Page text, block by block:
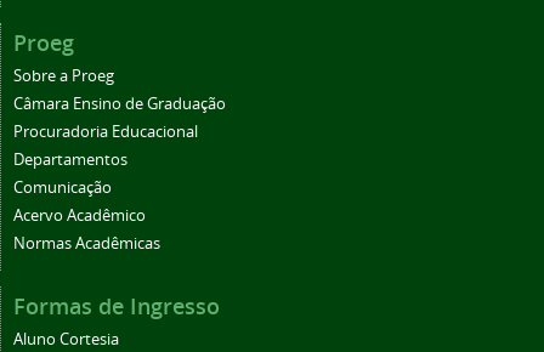
Proeg
Sobre a Proeg
Câmara Ensino de Graduação
Procuradoria Educacional
Departamentos
Comunicação
Acervo Acadêmico
Normas Acadêmicas
Formas de Ingresso
Aluno Cortesia